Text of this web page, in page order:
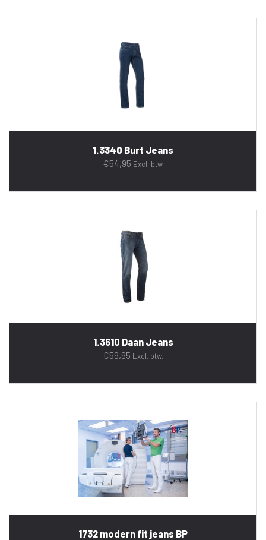
1.3340 Burt Jeans
€54,95 Excl. btw.
1.3610 Daan Jeans
€59,95 Excl. btw.
1732 modern fit jeans BP